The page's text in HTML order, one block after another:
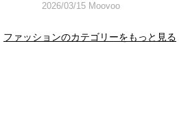
2026/03/15 Moovoo
ファッションのカテゴリーをもっと見る